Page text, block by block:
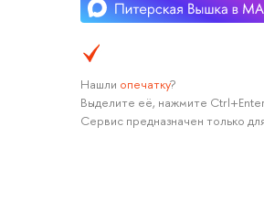
Нашли опечатку?
Выделите её, нажмите
Сервис предназначен только